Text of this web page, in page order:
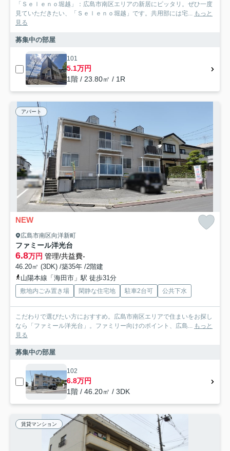
「Ｓｅｌｅｎｏ堀越」：広島市南区エリアの新居にピッタリ。ぜひ一度
見ていただきたい、「Ｓｅｌｅｎｏ堀越」です。共用部には宅... もっと
見る
募集中の部屋
101
5.1万円
1階 / 23.80㎡ / 1R
アパート
NEW
広島市南区向洋新町
ファミール洋光台
6.8万円 管理/共益費-
46.20㎡ (3DK) /築35年 /2階建
山陽本線「海田市」駅 徒歩31分
敷地内ごみ置き場 閑静な住宅地 駐車2台可 公共下水
こだわりで選びたい方におすすめ。広島市南区エリアで住まいをお探し
なら「ファミール洋光台」。ファミリー向けのポイント、広島... もっと
見る
募集中の部屋
102
6.8万円
1階 / 46.20㎡ / 3DK
賃貸マンション